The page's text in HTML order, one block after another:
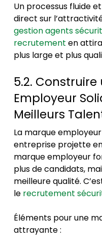
Un processus fluide
direct sur
gestion agents
recrutement en
plus large et plus
5.2.
Employeur
Meilleurs
La marque
entreprise projette
marque employeur
plus de candidats,
meilleure qualité.
le recrutement
Éléments pour une
attrayante :